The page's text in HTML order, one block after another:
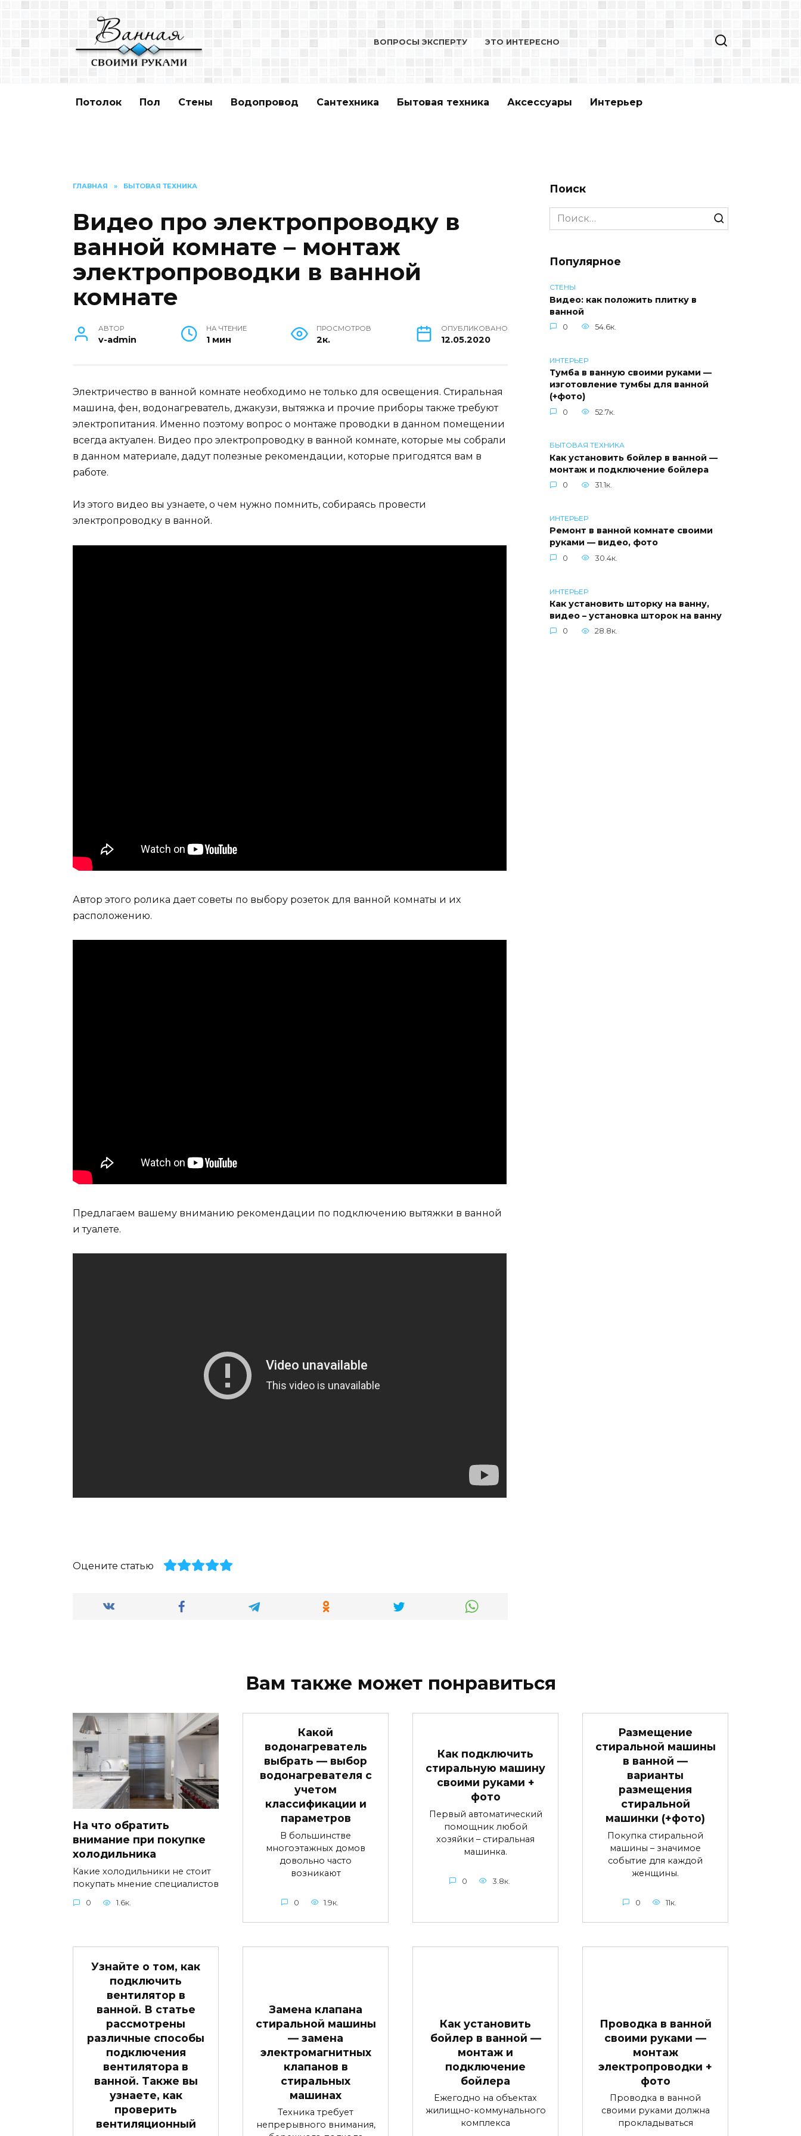
Перейти
ВОПРОСЫ ЭКСПЕРТУ ЭТО ИНТЕРЕСНО
Потолок Пол Стены Водопровод Сантехника Бытовая техника Аксессуары Интерьер
ГЛАВНАЯ » БЫТОВАЯ ТЕХНИКА
Видео про электропроводку в
ванной комнате – монтаж
электропроводки в ванной
комнате
АВТОР
v-admin
НА ЧТЕНИЕ
1 мин
ПРОСМОТРОВ
2к.
ОПУБЛИКОВАНО
12.05.2020
Электричество в ванной комнате необходимо не только для освещения. Стиральная
машина, фен, водонагреватель, джакузи, вытяжка и прочие приборы также требуют
электропитания. Именно поэтому вопрос о монтаже проводки в данном помещении
всегда актуален. Видео про электропроводку в ванной комнате, которые мы собрали
в данном материале, дадут полезные рекомендации, которые пригодятся вам в
работе.
Из этого видео вы узнаете, о чем нужно помнить, собираясь провести
электропроводку в ванной.
Автор этого ролика дает советы по выбору розеток для ванной комнаты и их
расположению.
Предлагаем вашему вниманию рекомендации по подключению вытяжки в ванной
и туалете.
Оцените статью
Поиск
Search
for:
Популярное
СТЕНЫ
Видео: как положить плитку в
ванной
0 54.6к.
ИНТЕРЬЕР
Тумба в ванную своими руками —
изготовление тумбы для ванной
(+фото)
0 52.7к.
БЫТОВАЯ ТЕХНИКА
Как установить бойлер в ванной —
монтаж и подключение бойлера
0 31.1к.
ИНТЕРЬЕР
Ремонт в ванной комнате своими
руками — видео, фото
0 30.4к.
ИНТЕРЬЕР
Как установить шторку на ванну,
видео – установка шторок на ванну
0 28.8к.
Вам также может понравиться
На что обратить
внимание при покупке
холодильника
Какие холодильники не стоит
покупать мнение специалистов
0 1.6к.
Какой
водонагреватель
выбрать — выбор
водонагревателя с
учетом
классификации и
параметров
В большинстве
многоэтажных домов
довольно часто
возникают
0 1.9к.
Как подключить
стиральную машину
своими руками +
фото
Первый автоматический
помощник любой
хозяйки – стиральная
машинка.
0 3.8к.
Размещение
стиральной машины
в ванной —
варианты
размещения
стиральной
машинки (+фото)
Покупка стиральной
машины – значимое
событие для каждой
женщины.
0 11к.
Узнайте о том, как
подключить
вентилятор в
ванной. В статье
рассмотрены
различные способы
подключения
вентилятора в
ванной. Также вы
узнаете, как
проверить
вентиляционный
Замена клапана
стиральной машины
— замена
электромагнитных
клапанов в
стиральных
машинах
Техника требует
непрерывного внимания,
Как установить
бойлер в ванной —
монтаж и
подключение
бойлера
Ежегодно на объектах
жилищно-коммунального
комплекса
Проводка в ванной
своими руками —
монтаж
электропроводки +
фото
Проводка в ванной
своими руками должна
прокладываться